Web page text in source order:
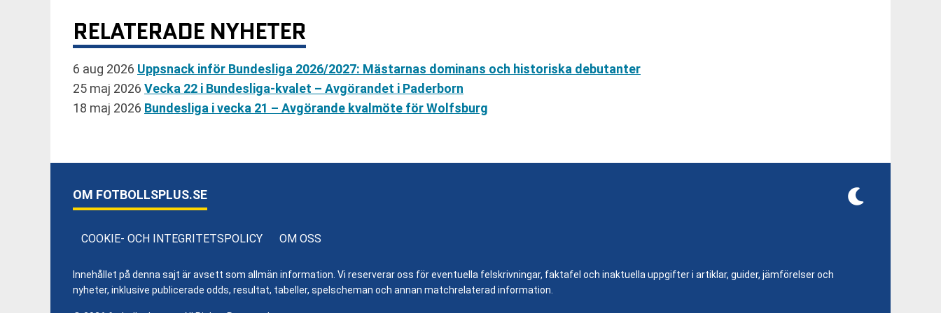
RELATERADE NYHETER
6 aug 2026 Uppsnack inför Bundesliga 2026/2027: Mästarnas dominans och historiska debutanter
25 maj 2026 Vecka 22 i Bundesliga-kvalet – Avgörandet i Paderborn
18 maj 2026 Bundesliga i vecka 21 – Avgörande kvalmöte för Wolfsburg
OM FOTBOLLSPLUS.SE
COOKIE- OCH INTEGRITETSPOLICY OM OSS
Innehållet på denna sajt är avsett som allmän information. Vi reserverar oss för eventuella felskrivningar, faktafel och inaktuella uppgifter i artiklar, guider, jämförelser och
nyheter, inklusive publicerade odds, resultat, tabeller, spelscheman och annan matchrelaterad information.